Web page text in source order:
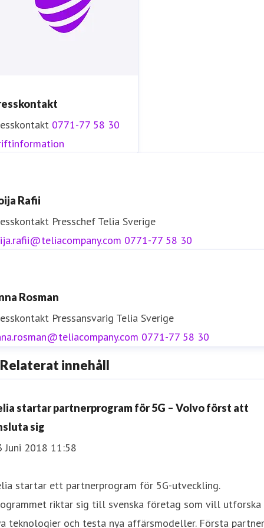
0771-77 58 30
Rafii
Presschef Telia Sverige
0771-77 58 30
Rosman
Pressansvarig Telia Sverige
0771-77 58 30
Relaterat innehåll
startar partnerprogram för 5G – Volvo först att
sig
Juni 2018 11:58
startar ett partnerprogram för 5G-utveckling.
riktar sig till svenska företag som vill utforska
teknologier och testa nya affärsmodeller. Första partner